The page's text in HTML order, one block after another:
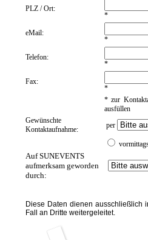
PLZ / Ort:
*
eMail:
*
Telefon:
*
Fax:
*
* zur
ausfüllen
Gewünschte
Kontaktaufnahme:
per
Auf SUNEVENTS
aufmerksam geworden
durch:
Diese Daten dienen ausschließlich
Fall an Dritte weitergeleitet.